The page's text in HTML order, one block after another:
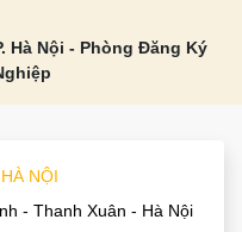
Hà Nội - Phòng Đăng Ký
NỘI
- Thanh Xuân - Hà Nội